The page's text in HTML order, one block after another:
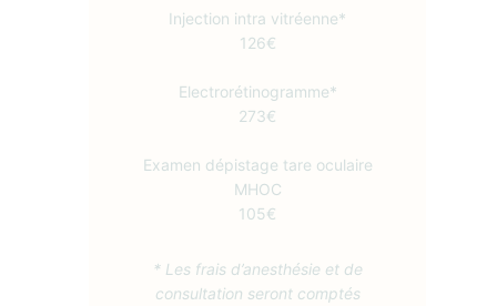
Injection intra vitréenne*
126€
Electrorétinogramme*
273€
Examen dépistage tare oculaire
MHOC
105€
* Les frais d’anesthésie et de
consultation seront comptés